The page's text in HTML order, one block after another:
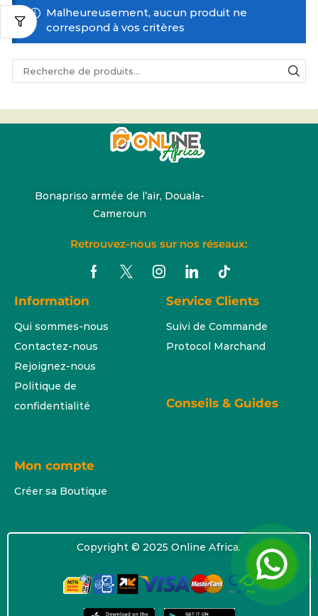
Malheureusement, aucun produit ne
correspond à vos critères
Bonapriso armée de l’air, Douala-
Cameroun
Retrouvez-nous sur nos réseaux:
Information
Qui sommes-nous
Contactez-nous
Rejoignez-nous
Politique de
confidentialité
Service Clients
Suivi de Commande
Protocol Marchand
Conseils & Guides
Mon compte
Créer sa Boutique
Copyright © 2025 Online Africa.